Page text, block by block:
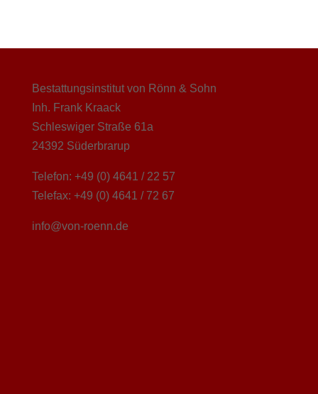
Bestattungsinstitut von Rönn & Sohn
Inh. Frank Kraack
Schleswiger Straße 61a
24392 Süderbrarup
Telefon: +49 (0) 4641 / 22 57
Telefax: +49 (0) 4641 / 72 67
info@von-roenn.de